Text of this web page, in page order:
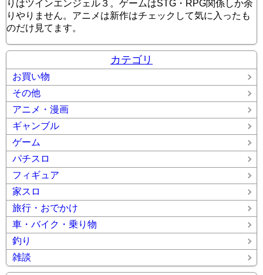
りはツインエンジェル３。ゲームはSTG・RPG関係しか余
りやりません。アニメは新作はチェックして気に入ったも
のだけ見てます。
カテゴリ
お買い物
その他
アニメ・漫画
ギャンブル
ゲーム
パチスロ
フィギュア
家スロ
旅行・おでかけ
車・バイク・乗り物
釣り
雑談